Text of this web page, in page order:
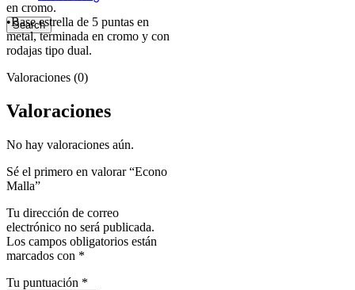
Search
en cromo.
•Base estrella de 5 puntas en
metal, terminada en cromo y con
rodajas tipo dual.
Valoraciones (0)
Valoraciones
No hay valoraciones aún.
Sé el primero en valorar “Econo
Malla”
Tu dirección de correo
electrónico no será publicada.
Los campos obligatorios están
marcados con *
Tu puntuación *